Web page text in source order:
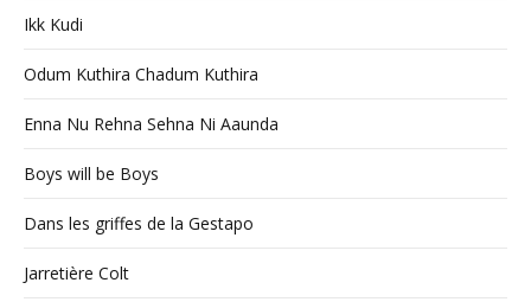
Ikk Kudi
Odum Kuthira Chadum Kuthira
Enna Nu Rehna Sehna Ni Aaunda
Boys will be Boys
Dans les griffes de la Gestapo
Jarretière Colt